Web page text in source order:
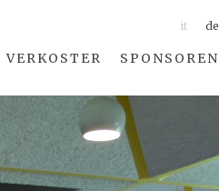
it de
VERKOSTER SPONSOREN